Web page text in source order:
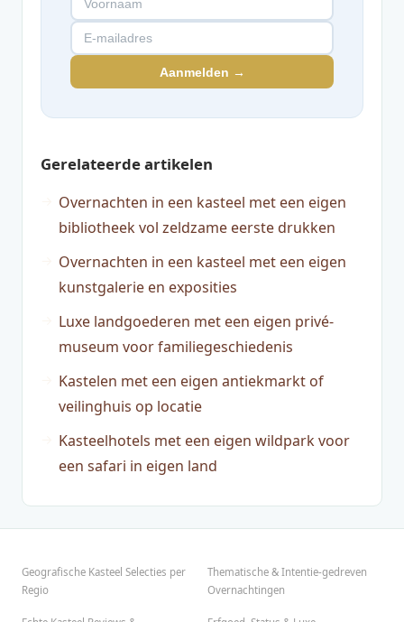
Aanmelden →
Gerelateerde artikelen
Overnachten in een kasteel met een eigen
bibliotheek vol zeldzame eerste drukken
Overnachten in een kasteel met een eigen
kunstgalerie en exposities
Luxe landgoederen met een eigen privé-
museum voor familiegeschiedenis
Kastelen met een eigen antiekmarkt of
veilinghuis op locatie
Kasteelhotels met een eigen wildpark voor
een safari in eigen land
Geografische Kasteel Selecties per
Regio
Thematische & Intentie-gedreven
Overnachtingen